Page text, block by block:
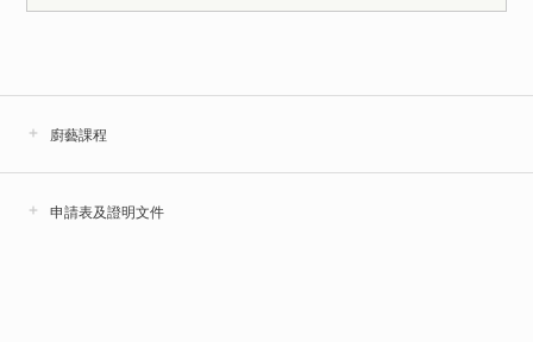
廚藝課程
申請表及證明文件